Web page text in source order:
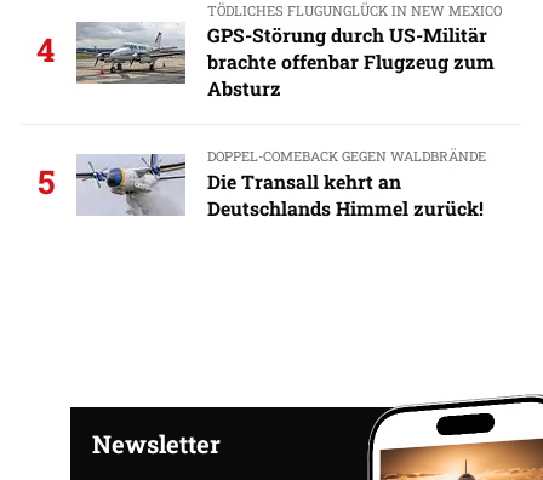
4
TÖDLICHES FLUGUNGLÜCK IN NEW MEXICO
GPS-Störung durch US-Militär
brachte offenbar Flugzeug zum
Absturz
5
DOPPEL-COMEBACK GEGEN WALDBRÄNDE
Die Transall kehrt an
Deutschlands Himmel zurück!
Newsletter